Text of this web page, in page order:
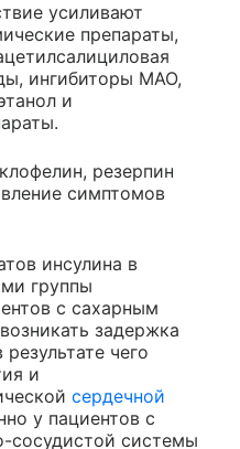
усиливают
препараты,
ингибиторы МАО,
и
резерпин
симптомов
инсулина в
группы
с сахарным
задержка
чего
и
сердечной
у пациентов с
сосудистой системы